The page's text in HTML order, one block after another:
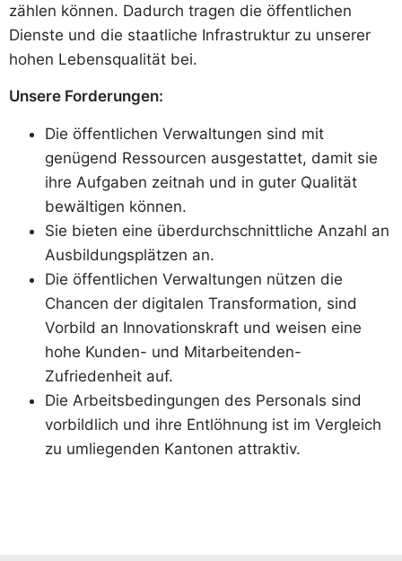
zählen können. Dadurch tragen die öffentlichen
Dienste und die staatliche Infrastruktur zu unserer
hohen Lebensqualität bei.
Unsere Forderungen:
Die öffentlichen Verwaltungen sind mit
genügend Ressourcen ausgestattet, damit sie
ihre Aufgaben zeitnah und in guter Qualität
bewältigen können.
Sie bieten eine überdurchschnittliche Anzahl an
Ausbildungsplätzen an.
Die öffentlichen Verwaltungen nützen die
Chancen der digitalen Transformation, sind
Vorbild an Innovationskraft und weisen eine
hohe Kunden- und Mitarbeitenden-
Zufriedenheit auf.
Die Arbeitsbedingungen des Personals sind
vorbildlich und ihre Entlöhnung ist im Vergleich
zu umliegenden Kantonen attraktiv.